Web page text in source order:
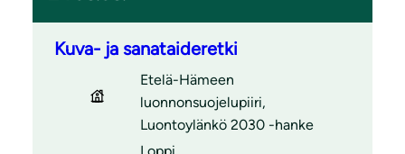
Kuva- ja sanataideretki
Etelä-Hämeen
luonnonsuojelupiiri,
Luontoylänkö 2030 -hanke